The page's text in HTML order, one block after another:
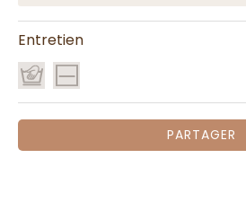
Entretien
PARTAGER